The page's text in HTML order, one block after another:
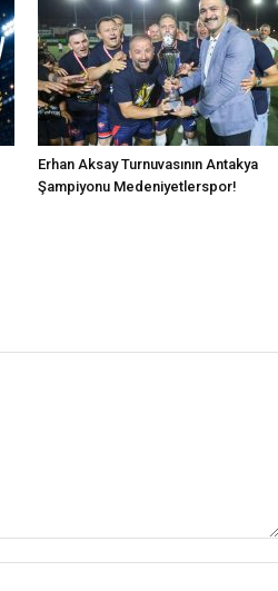
Erhan Aksay Turnuvasının Antakya
Şampiyonu Medeniyetlerspor!